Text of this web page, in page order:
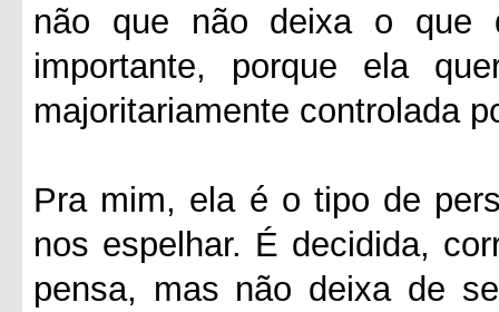
não que não deixa o que
importante, porque ela
majoritariamente controlada
Pra mim, ela é o tipo de
nos espelhar. É decidida,
pensa, mas não deixa de